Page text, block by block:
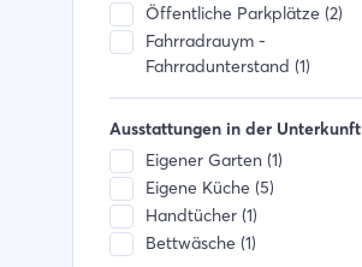
Öffentliche Parkplätze (2)
Fahrradrauym -
Fahrradunterstand (1)
Ausstattungen in der Unterkunft
Eigener Garten (1)
Eigene Küche (5)
Handtücher (1)
Bettwäsche (1)